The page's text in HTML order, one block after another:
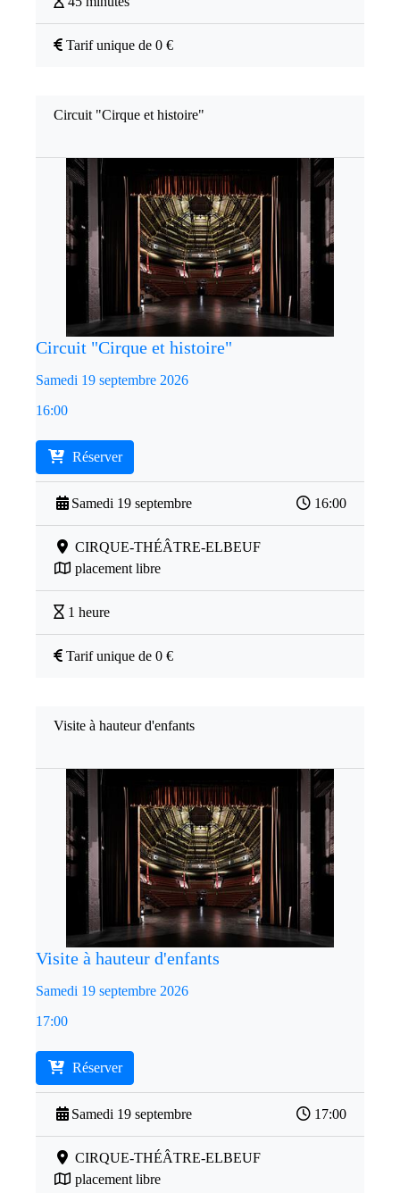
Tarif unique de 0 €
Circuit "Cirque et histoire"
Circuit "Cirque et histoire"
Samedi 19 septembre 2026
16:00
Réserver
Samedi 19 septembre 16:00
CIRQUE-THÉÂTRE-ELBEUF
placement libre
1 heure
Tarif unique de 0 €
Visite à hauteur d'enfants
Visite à hauteur d'enfants
Samedi 19 septembre 2026
17:00
Réserver
Samedi 19 septembre 17:00
CIRQUE-THÉÂTRE-ELBEUF
placement libre